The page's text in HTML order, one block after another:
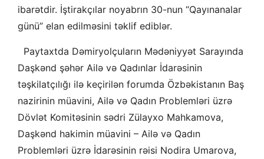
ibarətdir. İştirakçılar noyabrın 30-nun “Qayınanalar
günü” elan edilməsini təklif ediblər.
Paytaxtda Dəmiryolçuların Mədəniyyət Sarayında
Daşkənd şəhər Ailə və Qadınlar İdarəsinin
təşkilatçılığı ilə keçirilən forumda Özbəkistanın Baş
nazirinin müavini, Ailə və Qadın Problemləri üzrə
Dövlət Komitəsinin sədri Zülayxo Mahkamova,
Daşkənd hakimin müavini – Ailə və Qadın
Problemləri üzrə İdarəsinin rəisi Nodira Umarova,